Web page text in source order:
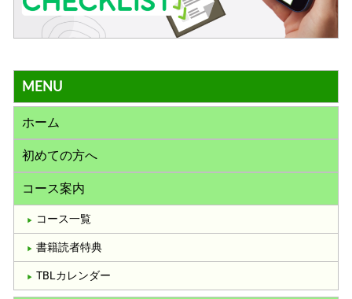
MENU
ホーム
初めての方へ
コース案内
コース一覧
書籍読者特典
TBLカレンダー